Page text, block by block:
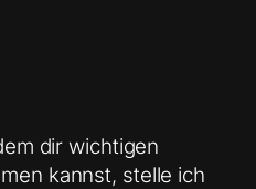
dir wichtigen
kannst, stelle ich